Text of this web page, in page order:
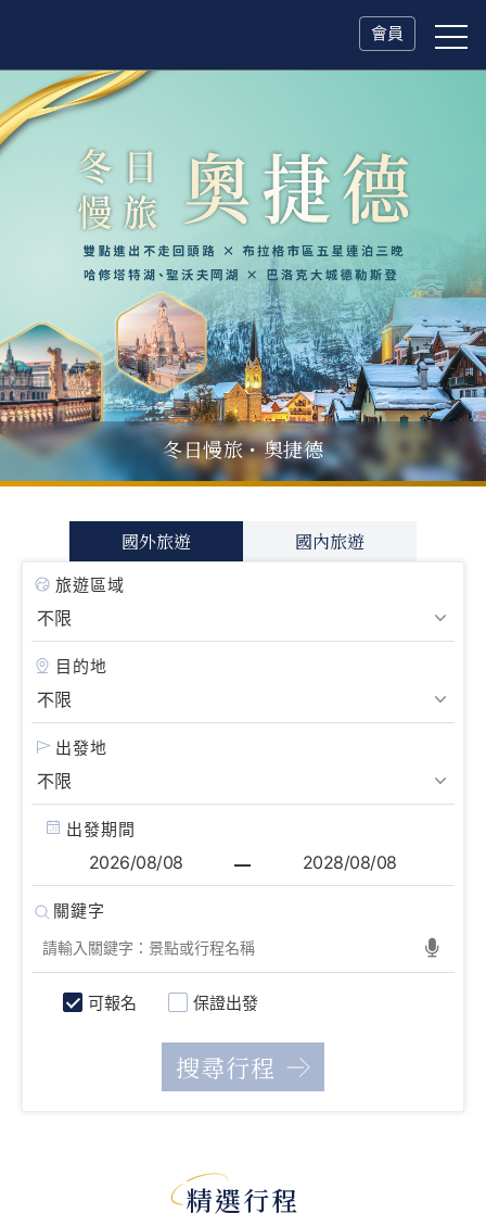
會員
父親節．限時特別企劃
一人旅行Solo Travel
山海雙享・北海道冬日慢旅・奧捷德
國外旅遊 國內旅遊
旅遊區域
目的地
出發地
出發期間
可報名 保證出發
精選行程